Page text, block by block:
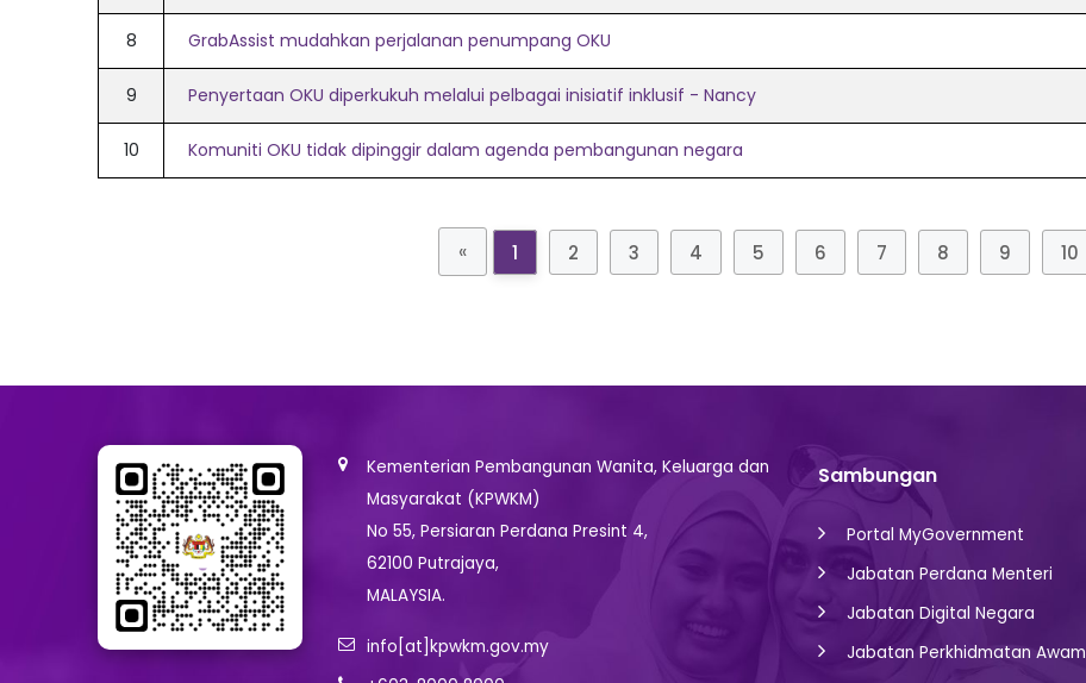
8 GrabAssist mudahkan perjalanan penumpang OKU
9 Penyertaan OKU diperkukuh melalui pelbagai inisiatif inklusif - Nancy
10 Komuniti OKU tidak dipinggir dalam agenda pembangunan negara
« 1 2 3 4 5 6 7 8 9 10
Kementerian Pembangunan Wanita, Keluarga dan
Masyarakat (KPWKM)
No 55, Persiaran Perdana Presint 4,
62100 Putrajaya,
MALAYSIA.
info[at]kpwkm.gov.my
Sambungan
Portal MyGovernment
Jabatan Perdana Menteri
Jabatan Digital Negara
Jabatan Perkhidmatan Awam